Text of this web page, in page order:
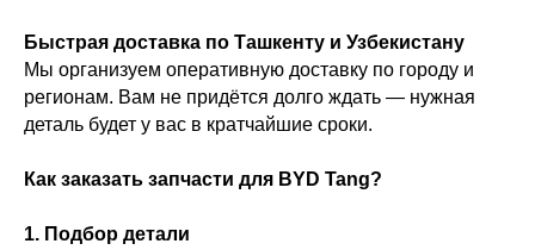
Быстрая доставка по Ташкенту и Узбекистану
Мы организуем оперативную доставку по городу и
регионам. Вам не придётся долго ждать — нужная
деталь будет у вас в кратчайшие сроки.
Как заказать запчасти для BYD Tang?
1. Подбор детали